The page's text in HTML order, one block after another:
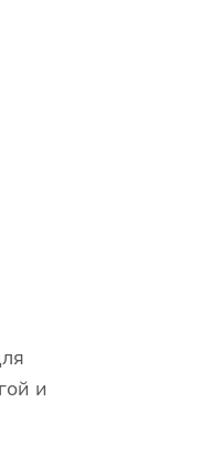
и